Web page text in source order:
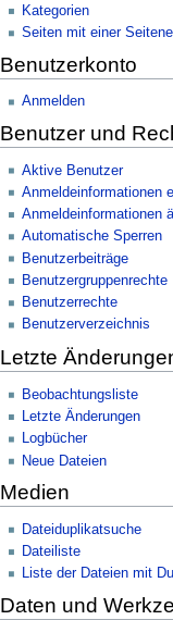
Kategorien
Seiten mit einer
Benutzerkonto
Anmelden
Benutzer und
Aktive Benutzer
Anmeldeinformationen
Anmeldeinformationen
Automatische Sperren
Benutzerbeiträge
Benutzergruppenrechte
Benutzerrechte
Benutzerverzeichnis
Letzte
Beobachtungsliste
Letzte Änderungen
Logbücher
Neue Dateien
Medien
Dateiduplikatsuche
Dateiliste
Liste der Dateien mit
Daten und